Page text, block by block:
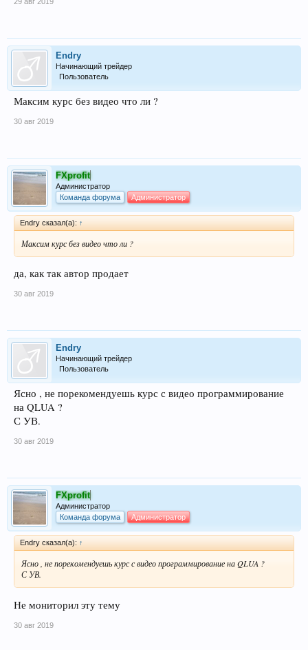
Endry
Начинающий трейдер
Пользователь
Максим курс без видео что ли ?
30 авг 2019
FXprofit
Администратор
Команда форума
Администратор
Endry сказал(а): ↑
Максим курс без видео что ли ?
да, как так автор продает
30 авг 2019
Endry
Начинающий трейдер
Пользователь
Ясно , не порекомендуешь курс с видео программирование
на QLUA ?
С УВ.
30 авг 2019
FXprofit
Администратор
Команда форума
Администратор
Endry сказал(а): ↑
Ясно , не порекомендуешь курс с видео программирование на QLUA ?
С УВ.
Не мониторил эту тему
30 авг 2019